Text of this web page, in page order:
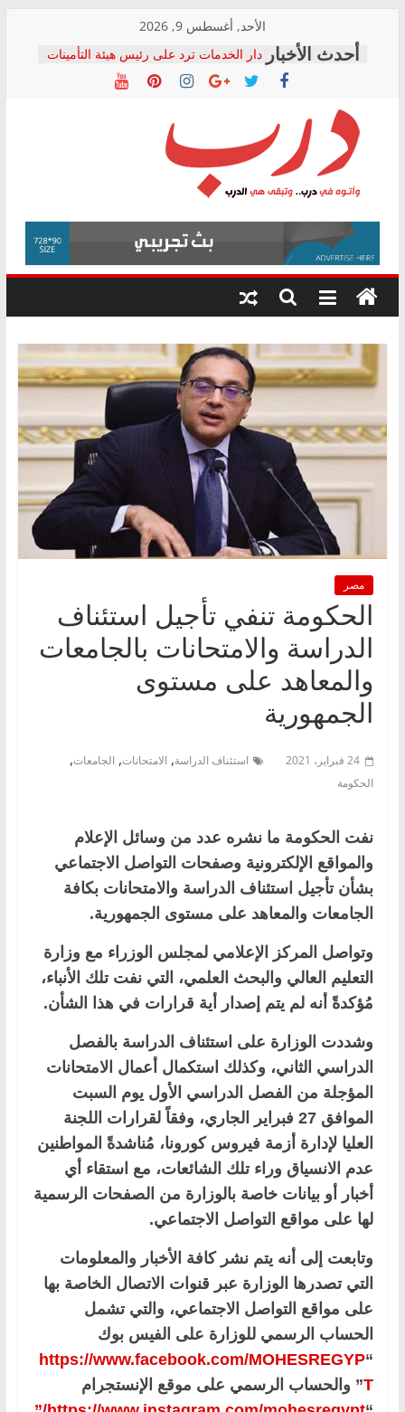
content
الأحد, أغسطس 9, 2026
دار الخدمات ترد على رئيس هيئة التأمينات
بعد مؤتمره الصحفي: إنكار الأزمة لا ينهي
معاناة أصحاب المعاشات.. ونطالب بكشف
فرحات سليمان يكتب: القطاع الصحي إلى
أين؟
حزب التحالف الشعبي يطلق لجنة “الحق
في الصحة” بالإسكندرية لرصد الانتهاكات
ودعم المرضى
الوزاري لمدينة الصحفيين.. وانتهاء أعمال
إنشاء المبنى الإداري
المجلس القومي لحقوق الإنسان يعلن
متابعة قضية الدكتور محمد زهران.. ويؤكد:
قرينة البراءة وضمانات المحاكمة العادلة
درب
وأتوه
درب..
وتبقى
هي
مصر
الحكومة تنفي تأجيل استئناف
الدراسة والامتحانات بالجامعات
والمعاهد على مستوى
الجمهورية
24 فبراير، 2021 استئناف الدراسة, الامتحانات, الجامعات,
الحكومة
نفت الحكومة ما نشره عدد من وسائل الإعلام
والمواقع الإلكترونية وصفحات التواصل الاجتماعي
بشأن تأجيل استئناف الدراسة والامتحانات بكافة
الجامعات والمعاهد على مستوى الجمهورية.
وتواصل المركز الإعلامي لمجلس الوزراء مع وزارة
التعليم العالي والبحث العلمي، التي نفت تلك الأنباء،
مُؤكدةً أنه لم يتم إصدار أية قرارات في هذا الشأن.
وشددت الوزارة على استئناف الدراسة بالفصل
الدراسي الثاني، وكذلك استكمال أعمال الامتحانات
المؤجلة من الفصل الدراسي الأول يوم السبت
الموافق 27 فبراير الجاري، وفقاً لقرارات اللجنة
العليا لإدارة أزمة فيروس كورونا، مُناشدةً المواطنين
عدم الانسياق وراء تلك الشائعات، مع استقاء أي
أخبار أو بيانات خاصة بالوزارة من الصفحات الرسمية
لها على مواقع التواصل الاجتماعي.
وتابعت إلى أنه يتم نشر كافة الأخبار والمعلومات
التي تصدرها الوزارة عبر قنوات الاتصال الخاصة بها
على مواقع التواصل الاجتماعي، والتي تشمل
الحساب الرسمي للوزارة على الفيس بوك
“
https://www.facebook.com/MOHESREGYP
T” والحساب الرسمي على موقع الإنستجرام